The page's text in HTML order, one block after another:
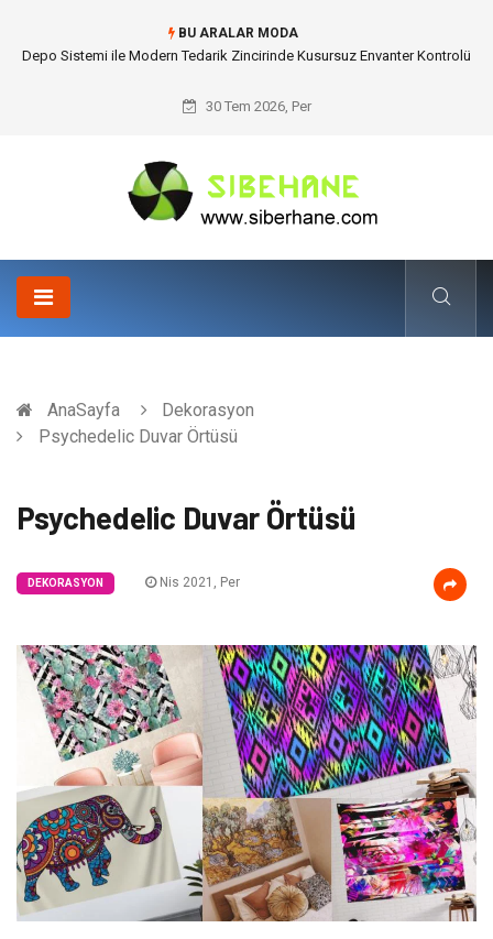
BU ARALAR MODA
Akrilik Boyama Seti ile Evinizde Dijitalden Uzak Bir Deşarj Alanı Tasarlayın
30 Tem 2026, Per
AnaSayfa
Dekorasyon
Psychedelic Duvar Örtüsü
Psychedelic Duvar Örtüsü
DEKORASYON Nis 2021, Per